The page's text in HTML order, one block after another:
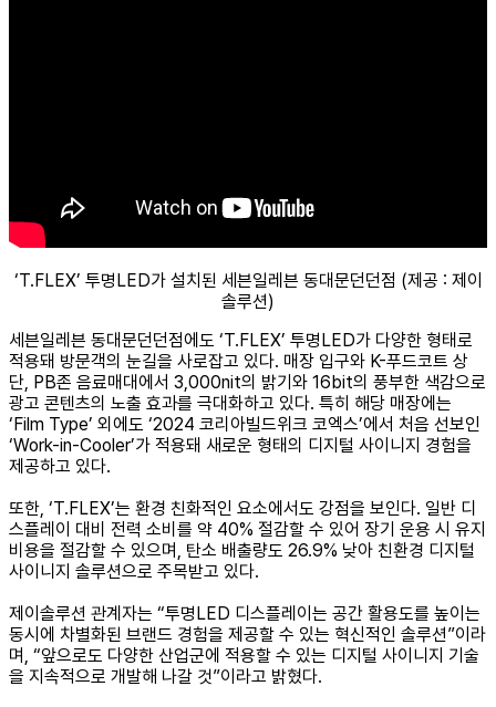
‘T.FLEX’ 투명LED가 설치된 세븐일레븐 동대문던던점 (제공 : 제이
솔루션)
세븐일레븐 동대문던던점에도 ‘T.FLEX’ 투명LED가 다양한 형태로
적용돼 방문객의 눈길을 사로잡고 있다. 매장 입구와 K-푸드코트 상
단, PB존 음료매대에서 3,000nit의 밝기와 16bit의 풍부한 색감으로
광고 콘텐츠의 노출 효과를 극대화하고 있다. 특히 해당 매장에는
‘Film Type’ 외에도 ‘2024 코리아빌드위크 코엑스’에서 처음 선보인
‘Work-in-Cooler’가 적용돼 새로운 형태의 디지털 사이니지 경험을
제공하고 있다.
또한, ‘T.FLEX’는 환경 친화적인 요소에서도 강점을 보인다. 일반 디
스플레이 대비 전력 소비를 약 40% 절감할 수 있어 장기 운용 시 유지
비용을 절감할 수 있으며, 탄소 배출량도 26.9% 낮아 친환경 디지털
사이니지 솔루션으로 주목받고 있다.
제이솔루션 관계자는 “투명LED 디스플레이는 공간 활용도를 높이는
동시에 차별화된 브랜드 경험을 제공할 수 있는 혁신적인 솔루션”이라
며, “앞으로도 다양한 산업군에 적용할 수 있는 디지털 사이니지 기술
을 지속적으로 개발해 나갈 것”이라고 밝혔다.